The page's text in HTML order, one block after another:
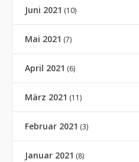
Juni 2021 (10)
Mai 2021 (7)
April 2021 (6)
März 2021 (11)
Februar 2021 (3)
Januar 2021 (8)